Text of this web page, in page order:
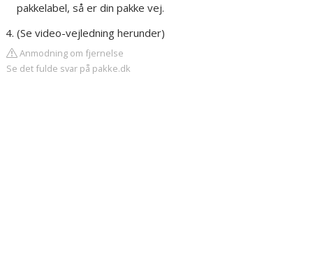
pakkelabel, så er din pakke vej.
(Se video-vejledning herunder)
Anmodning om fjernelse
Se det fulde svar på pakke.dk